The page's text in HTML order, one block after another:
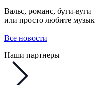
Вальс, романс, буги-
или просто любите
Все новости
Наши партнеры